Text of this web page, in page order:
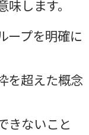
します。
ープを明確に
を超えた概念
きないこと